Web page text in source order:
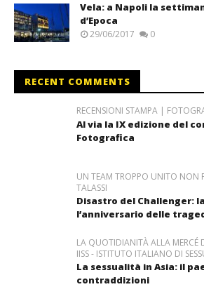
Vela: a Napoli la
d’Epoca
29/06/2017 0
RECENT COMMENTS
RECENSIONI STAMPA |
Al via la IX edizione del
Fotografica
UN TEAM TROPPO UNITO NON
TALASSI
Disastro del Challenger:
l’anniversario delle
LA QUOTIDIANITÀ ALLA MERCÉ
IISS - ISTITUTO ITALIANO DI
La sessualità in Asia: il
contraddizioni